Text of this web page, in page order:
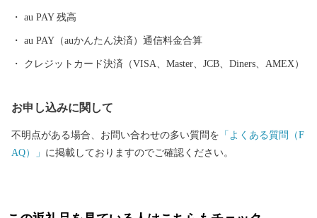
………………………………………………………■□■
au PAY 残高
au PAY（auかんたん決済）通信料金合算
クレジットカード決済（VISA、Master、JCB、Diners、AMEX）
お申し込みに関して
不明点がある場合、お問い合わせの多い質問を 「よくある質問（F
AQ）」 に掲載しておりますのでご確認ください。